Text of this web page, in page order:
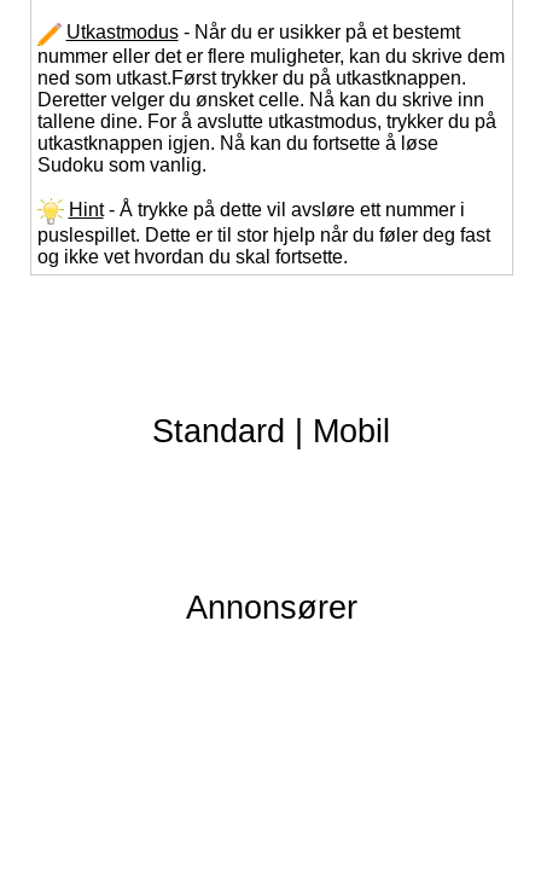
Utkastmodus- Når du er usikker på et bestemt
nummer eller det er flere muligheter, kan du skrive dem
ned som utkast.Først trykker du på utkastknappen.
Deretter velger du ønsket celle. Nå kan du skrive inn
tallene dine. For å avslutte utkastmodus, trykker du på
utkastknappen igjen. Nå kan du fortsette å løse
Sudoku som vanlig.
Hint- Å trykke på dette vil avsløre ett nummer i
puslespillet. Dette er til stor hjelp når du føler deg fast
og ikke vet hvordan du skal fortsette.
Standard Mobil
Annonsører